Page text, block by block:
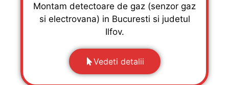
Montam detectoare de gaz (senzor gaz
si electrovana) in Bucuresti si judetul
Ilfov.
Vedeti detalii